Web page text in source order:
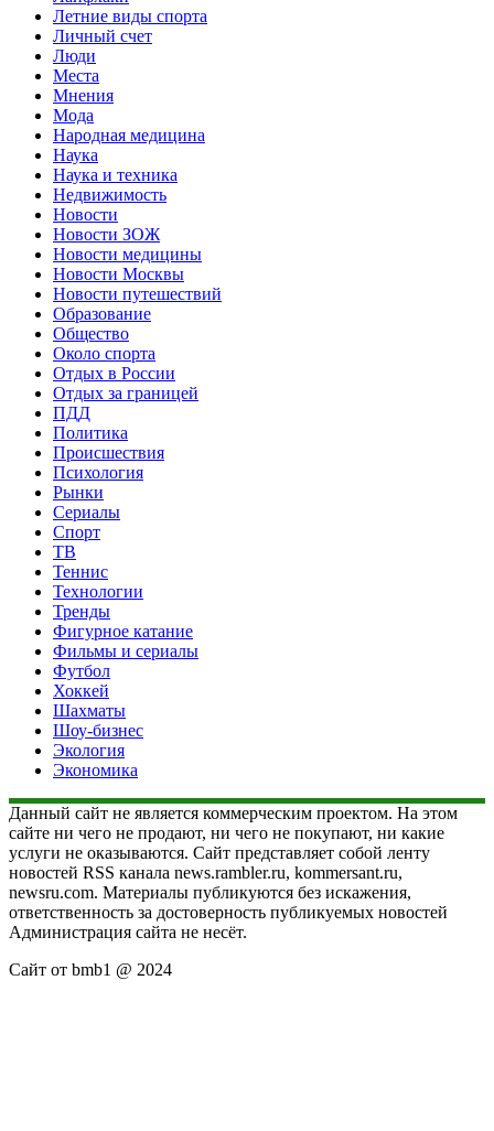
Летние виды спорта
Личный счет
Люди
Места
Мнения
Мода
Народная медицина
Наука
Наука и техника
Недвижимость
Новости
Новости ЗОЖ
Новости медицины
Новости Москвы
Новости путешествий
Образование
Общество
Около спорта
Отдых в России
Отдых за границей
ПДД
Политика
Происшествия
Психология
Рынки
Сериалы
Спорт
ТВ
Теннис
Технологии
Тренды
Фигурное катание
Фильмы и сериалы
Футбол
Хоккей
Шахматы
Шоу-бизнес
Экология
Экономика
Данный сайт не является коммерческим проектом. На этом
сайте ни чего не продают, ни чего не покупают, ни какие
услуги не оказываются. Сайт представляет собой ленту
новостей RSS канала news.rambler.ru, kommersant.ru,
newsru.com. Материалы публикуются без искажения,
ответственность за достоверность публикуемых новостей
Администрация сайта не несёт.
Сайт от bmb1 @ 2024